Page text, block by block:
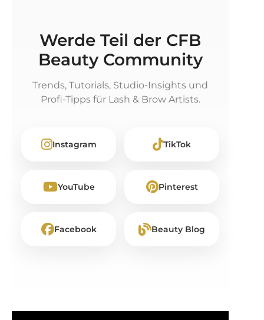
Werde Teil der CFB
Beauty Community
Trends, Tutorials, Studio-Insights und
Profi-Tipps für Lash & Brow Artists.
Instagram TikTok
YouTube Pinterest
Facebook Beauty Blog